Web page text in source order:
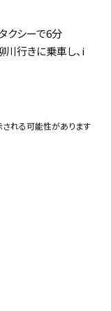
クシーで6分
行きに乗車し、i
れる可能性があります